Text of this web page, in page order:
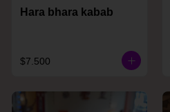
Hara bhara kabab
$7.500